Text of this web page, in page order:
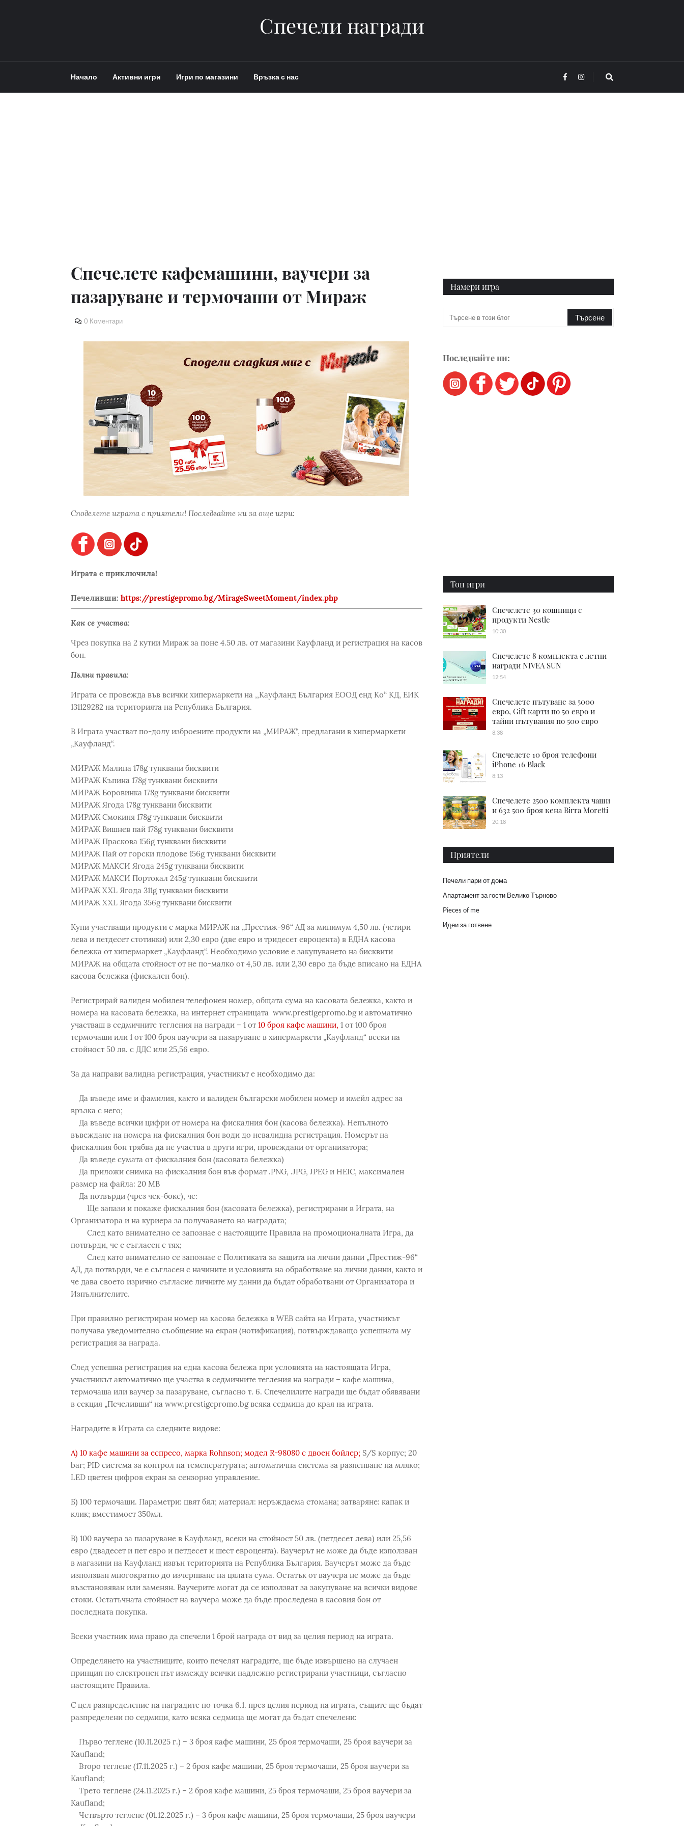
Спечели награди
Начало Активни игри Игри по магазини Връзка с нас
Спечелете кафемашини, ваучери за
пазаруване и термочаши от Мираж
0 Коментари
Споделете играта с приятели! Последвайте ни за още игри:
Играта е приключила!
Печеливши: https://prestigepromo.bg/MirageSweetMoment/index.php
Как се участва:
Чрез покупка на 2 кутии Мираж за поне 4.50 лв. от магазини Кауфланд и регистрация на касов
бон.
Пълни правила:
Играта се провежда във всички хипермаркети на ,,Кауфланд България ЕООД енд Ко‘‘ КД, ЕИК
131129282 на територията на Република България.
В Играта участват по-долу изброените продукти на „МИРАЖ“, предлагани в хипермаркети
„Кауфланд“.
МИРАЖ Малина 178g тунквани бисквити
МИРАЖ Къпина 178g тунквани бисквити
МИРАЖ Боровинка 178g тунквани бисквити
МИРАЖ Ягода 178g тунквани бисквити
МИРАЖ Смокиня 178g тунквани бисквити
МИРАЖ Вишнев пай 178g тунквани бисквити
МИРАЖ Праскова 156g тунквани бисквити
МИРАЖ Пай от горски плодове 156g тунквани бисквити
МИРАЖ МАКСИ Ягодa 245g тунквани бисквити
МИРАЖ МАКСИ Портокал 245g тунквани бисквити
МИРАЖ XXL Ягода 311g тунквани бисквити
МИРАЖ XXL Ягода 356g тунквани бисквити
Купи участващи продукти с марка МИРАЖ на „Престиж-96“ АД за минимум 4,50 лв. (четири
лева и петдесет стотинки) или 2,30 евро (двe евро и тридесет евроцента) в ЕДНА касова
бележка от хипермаркет „Кауфланд“. Необходимо условие е закупуването на бисквити
МИРАЖ на общата стойност от не по-малко от 4,50 лв. или 2,30 евро да бъде вписано на ЕДНА
касова бележка (фискален бон).
Регистрирай валиден мобилен телефонен номер, общата сума на касовата бележка, както и
номера на касовата бележка, на интернет страницата www.prestigepromo.bg и автоматично
участваш в седмичните тегления на награди – 1 от 10 броя кафе машини, 1 от 100 броя
термочаши или 1 от 100 броя ваучери за пазаруване в хипермаркети „Кауфланд“ всеки на
стойност 50 лв. с ДДС или 25,56 евро.
За да направи валидна регистрация, участникът е необходимо да:
Да въведе име и фамилия, както и валиден български мобилен номер и имейл адрес за
връзка с него;
Да въведе всички цифри от номера на фискалния бон (касова бележка). Непълното
въвеждане на номера на фискалния бон води до невалидна регистрация. Номерът на
фискалния бон трябва да не участва в други игри, провеждани от организатора;
Да въведе сумата от фискалния бон (касовата бележка)
Да приложи снимка на фискалния бон във формат .PNG, .JPG, JPEG и HEIC, максимален
размер на файла: 20 MB
Да потвърди (чрез чек-бокс), че:
Ще запази и покаже фискалния бон (касовата бележка), регистрирани в Играта, на
Организатора и на куриера за получаването на наградата;
След като внимателно се запознае с настоящите Правила на промоционалната Игра, да
потвърди, че е съгласен с тях;
След като внимателно се запознае с Политиката за защита на лични данни „Престиж-96“
АД, да потвърди, че е съгласен с начините и условията на обработване на лични данни, както и
че дава своето изрично съгласие личните му данни да бъдат обработвани от Организатора и
Изпълнителите.
При правилно регистриран номер на касова бележка в WEB сайта на Играта, участникът
получава уведомително съобщение на екран (нотификация), потвърждаващо успешната му
регистрация за награда.
След успешна регистрация на една касова бележа при условията на настоящата Игра,
участникът автоматично ще участва в седмичните тегления на награди – кафе машина,
термочаша или ваучер за пазаруване, съгласно т. 6. Спечелилите награди ще бъдат обявявани
в секция „Печеливши“ на www.prestigepromo.bg всяка седмица до края на играта.
Наградите в Играта са следните видове:
А) 10 кафе машини за еспресо, марка Rohnson; модел R-98080 с двоен бойлер; S/S корпус; 20
bar; PID система за контрол на темепературата; автоматична система за разпенване на мляко;
LED цветен цифров екран за сензорно управление.
Б) 100 термочаши. Параметри: цвят бял; материал: неръждаема стомана; затваряне: капак и
клик; вместимост 350мл.
В) 100 ваучера за пазаруване в Кауфланд, всеки на стойност 50 лв. (петдесет лева) или 25,56
евро (двадесет и пет евро и петдесет и шест евроцента). Ваучерът не може да бъде използван
в магазини на Кауфланд извън територията на Република България. Ваучерът може да бъде
използван многократно до изчерпване на цялата сума. Остатък от ваучера не може да бъде
възстановяван или заменян. Ваучерите могат да се използват за закупуване на всички видове
стоки. Остатъчната стойност на ваучера може да бъде проследена в касовия бон от
последната покупка.
Всеки участник има право да спечели 1 брой награда от вид за целия период на играта.
Определянето на участниците, които печелят наградите, ще бъде извършено на случаен
принцип по електронен път измежду всички надлежно регистрирани участници, съгласно
настоящите Правила.
С цел разпределение на наградите по точка 6.1. през целия период на играта, същите ще бъдат
разпределени по седмици, като всяка седмица ще могат да бъдат спечелени:
Първо теглене (10.11.2025 г.) – 3 броя кафе машини, 25 броя термочаши, 25 броя ваучери за
Kaufland;
Второ теглене (17.11.2025 г.) – 2 броя кафе машини, 25 броя термочаши, 25 броя ваучери за
Kaufland;
Трето теглене (24.11.2025 г.) – 2 броя кафе машини, 25 броя термочаши, 25 броя ваучери за
Kaufland;
Четвърто теглене (01.12.2025 г.) – 3 броя кафе машини, 25 броя термочаши, 25 броя ваучери
Намери игра
Последвайте ни:
Топ игри
Спечелете 30 кошници с
продукти Nestle
10:30
Спечелете 8 комплекта с летни
награди NIVEA SUN
12:54
Спечелете пътуване за 5000
евро, Gift карти по 50 евро и
тайни пътувания по 500 евро
8:38
Спечелете 10 броя телефони
iPhone 16 Black
8:13
Спечелете 2500 комплекта чаши
и 632 500 броя кена Birra Moretti
20:18
Приятели
Печели пари от дома
Апартамент за гости Велико Търново
Pieces of me
Идеи за готвене